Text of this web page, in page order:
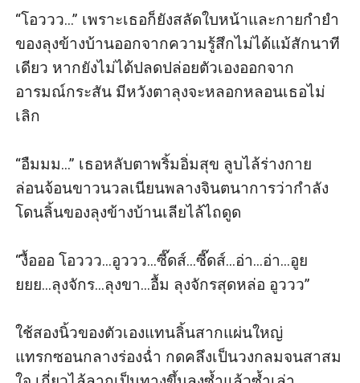
“โอววว...” เพราะเธอก็ยังสลัดใบหน้าและกายกำยำ
ของลุงข้างบ้านออกจากความรู้สึกไม่ได้แม้สักนาที
เดียว หากยังไม่ได้ปลดปล่อยตัวเองออกจาก
อารมณ์กระสัน มีหวังตาลุงจะหลอกหลอนเธอไม่
เลิก
“อืมมม...” เธอหลับตาพริ้มอิ่มสุข ลูบไล้ร่างกาย
ล่อนจ้อนขาวนวลเนียนพลางจินตนาการว่ากำลัง
โดนลิ้นของลุงข้างบ้านเลียไล้ไถดูด
“งื้อออ โอววว...อูววว...ซี๊ดส์...ซี๊ดส์...อ่า...อ่า...อูย
ยยย...ลุงจักร...ลุงขา...อื้ม ลุงจักรสุดหล่อ อูววว”
ใช้สองนิ้วของตัวเองแทนลิ้นสากแผ่นใหญ่
แทรกซอนกลางร่องฉ่ำ กดคลึงเป็นวงกลมจนสาสม